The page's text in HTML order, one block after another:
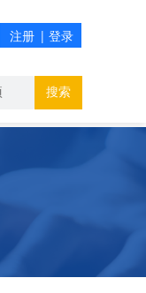
搜索